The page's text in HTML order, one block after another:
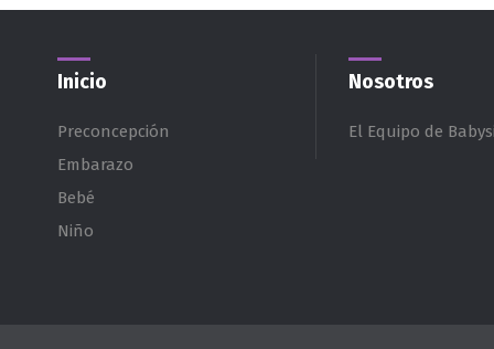
Inicio
Preconcepción
Embarazo
Bebé
Niño
Nosotros
El Equipo de